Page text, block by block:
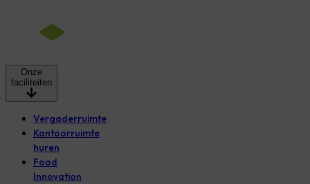
Onze
faciliteiten
Vergaderruimte
Kantoorruimte
huren
Food
Innovation